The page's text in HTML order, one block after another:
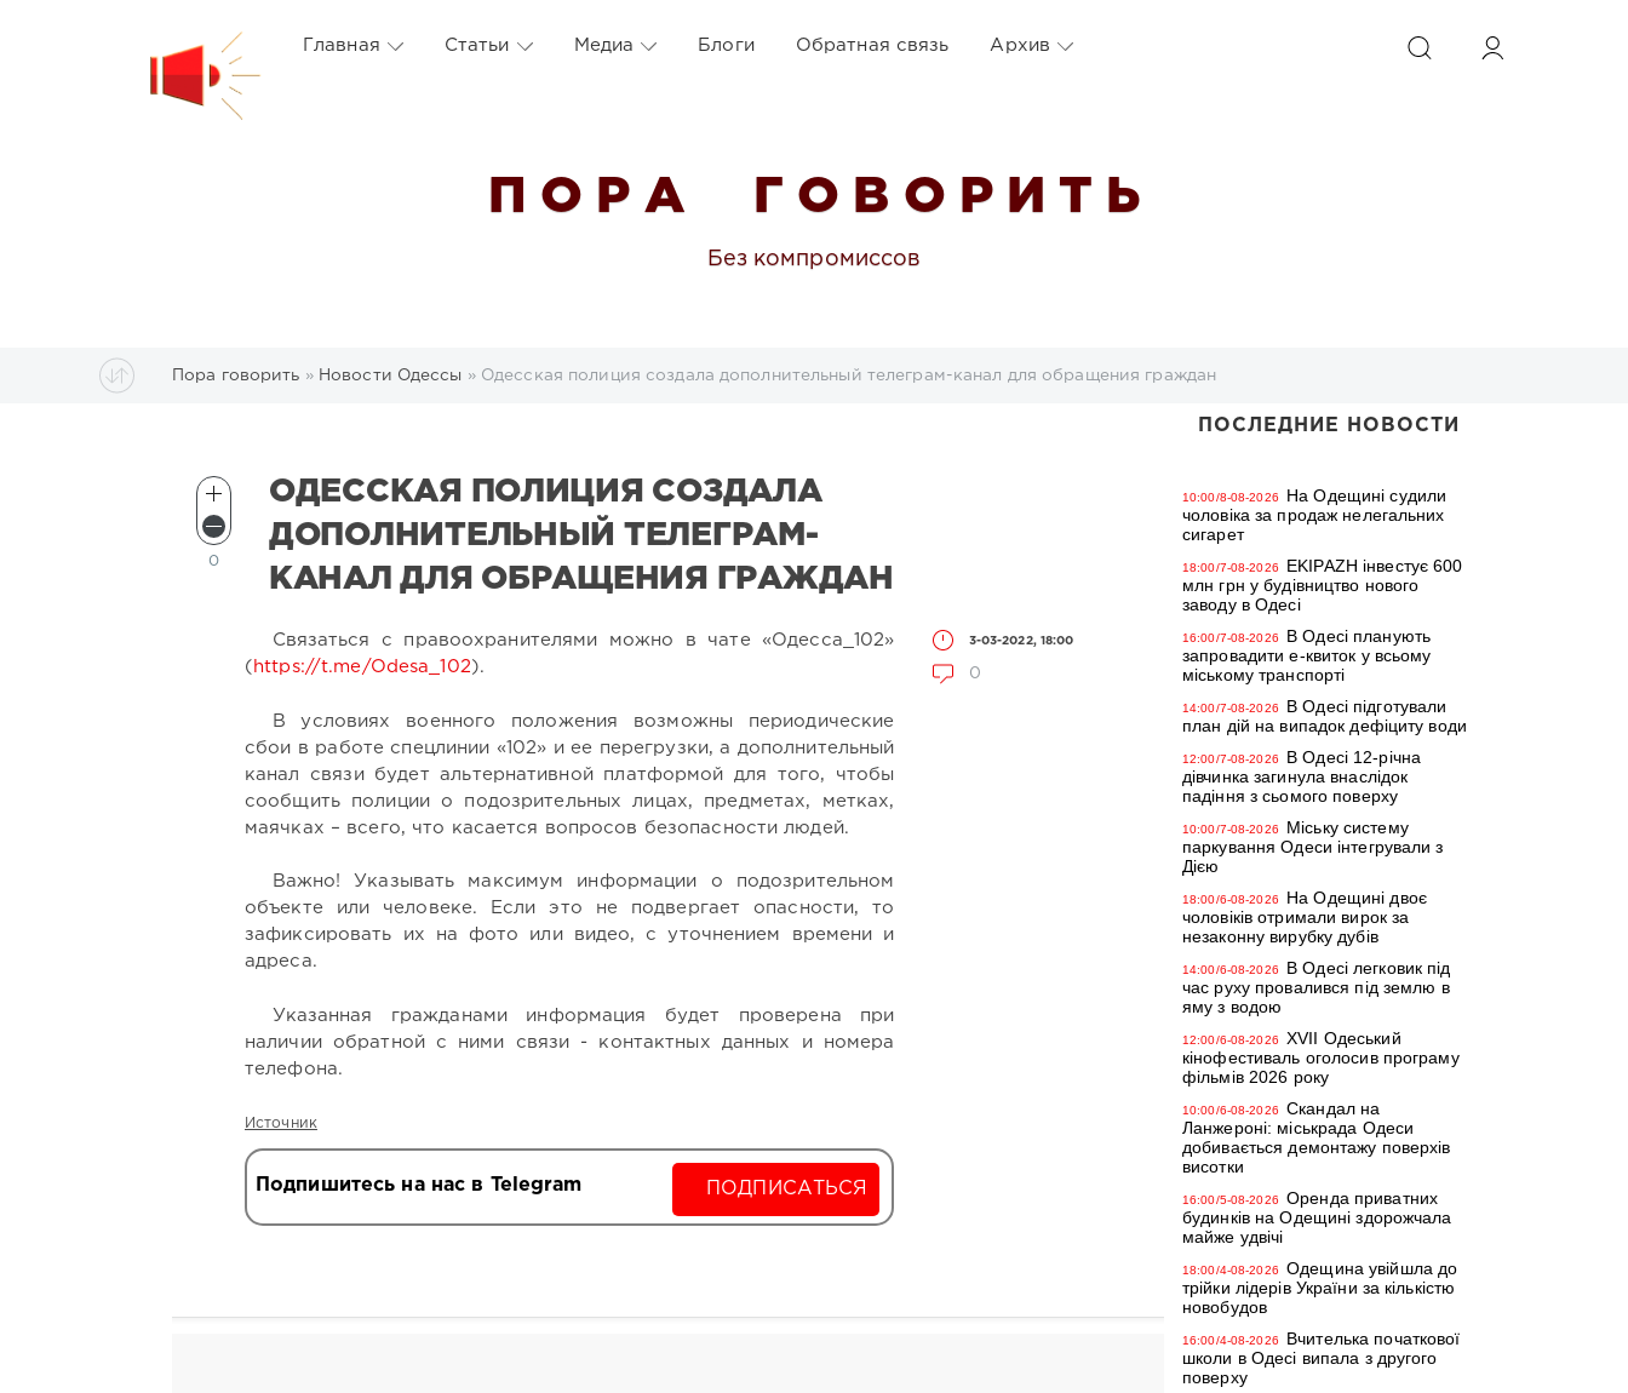
ИСКАТЬ
Главная Статьи Медиа Блоги Обратная связь Архив
П О Р А Г О В О Р И Т Ь
Без компромиссов
Пора говорить » Новости Одессы » Одесская полиция создала дополнительный телеграм-канал для обращения граждан
ОДЕССКАЯ ПОЛИЦИЯ СОЗДАЛА
ДОПОЛНИТЕЛЬНЫЙ ТЕЛЕГРАМ-
КАНАЛ ДЛЯ ОБРАЩЕНИЯ ГРАЖДАН
3-03-2022, 18:00
0
0
Связаться с правоохранителями можно в чате «Одесса_102»
( https://t.me/Odesa_102 ).
В условиях военного положения возможны периодические
сбои в работе спецлинии «102» и ее перегрузки, а дополнительный
канал связи будет альтернативной платформой для того, чтобы
сообщить полиции о подозрительных лицах, предметах, метках,
маячках – всего, что касается вопросов безопасности людей.
Важно! Указывать максимум информации о подозрительном
объекте или человеке. Если это не подвергает опасности, то
зафиксировать их на фото или видео, с уточнением времени и
адреса.
Указанная гражданами информация будет проверена при
наличии обратной с ними связи - контактных данных и номера
телефона.
Источник
Подпишитесь на нас в Telegram ПОДПИСАТЬСЯ
ПОСЛЕДНИЕ НОВОСТИ
10:00/8-08-2026
На Одещині судили
чоловіка за продаж нелегальних
сигарет
18:00/7-08-2026
EKIPAZH інвестує 600
млн грн у будівництво нового
заводу в Одесі
16:00/7-08-2026
В Одесі планують
запровадити е-квиток у всьому
міському транспорті
14:00/7-08-2026
В Одесі підготували
план дій на випадок дефіциту води
12:00/7-08-2026
В Одесі 12-річна
дівчинка загинула внаслідок
падіння з сьомого поверху
10:00/7-08-2026
Міську систему
паркування Одеси інтегрували з
Дією
18:00/6-08-2026
На Одещині двоє
чоловіків отримали вирок за
незаконну вирубку дубів
14:00/6-08-2026
В Одесі легковик під
час руху провалився під землю в
яму з водою
12:00/6-08-2026
XVII Одеський
кінофестиваль оголосив програму
фільмів 2026 року
10:00/6-08-2026
Скандал на
Ланжероні: міськрада Одеси
добивається демонтажу поверхів
висотки
16:00/5-08-2026
Оренда приватних
будинків на Одещині здорожчала
майже удвічі
18:00/4-08-2026
Одещина увійшла до
трійки лідерів України за кількістю
новобудов
16:00/4-08-2026
Вчителька початкової
школи в Одесі випала з другого
поверху